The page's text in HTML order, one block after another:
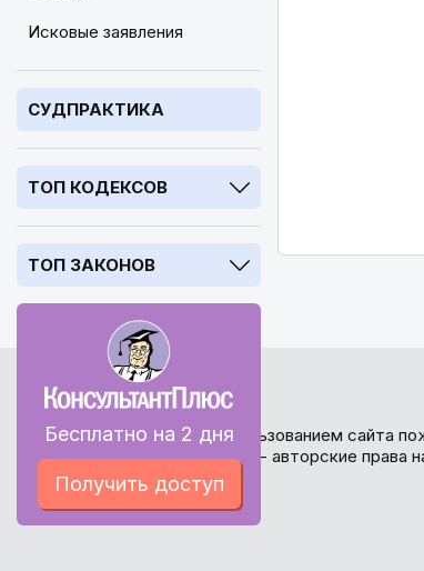
Исковые заявления
СУДПРАКТИКА
ТОП КОДЕКСОВ
ТОП ЗАКОНОВ
Бесплатно на 2 дня
Получить доступ
Перед использованием сайта
внимание - авторские права